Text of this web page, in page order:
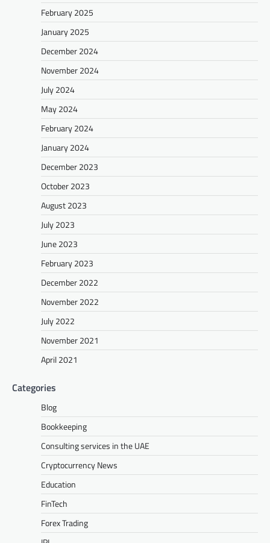
February 2025
January 2025
December 2024
November 2024
July 2024
May 2024
February 2024
January 2024
December 2023
October 2023
August 2023
July 2023
June 2023
February 2023
December 2022
November 2022
July 2022
November 2021
April 2021
Categories
Blog
Bookkeeping
Consulting services in the UAE
Cryptocurrency News
Education
FinTech
Forex Trading